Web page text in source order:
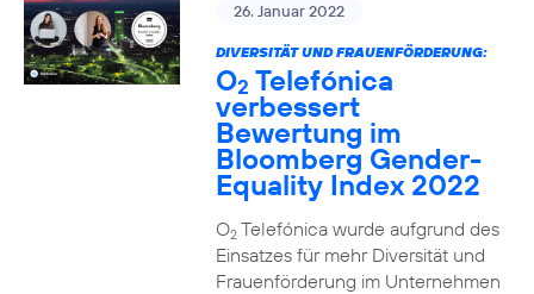
26. Januar 2022
DIVERSITÄT UND FRAUENFÖRDERUNG:
O2 Telefónica
verbessert
Bewertung im
Bloomberg Gender-
Equality Index 2022
O2Telefónica wurde aufgrund des
Einsatzes für mehr Diversität und
Frauenförderung im Unternehmen